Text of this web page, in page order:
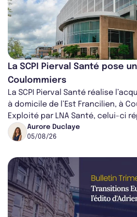
La SCPI Pierval Santé pose
Coulommiers
La SCPI Pierval Santé réalise
à domicile de l’Est Francilien, à
Exploité par LNA Santé, celui-ci
médical croissant, qui s...
Aurore Duclaye
05/08/26